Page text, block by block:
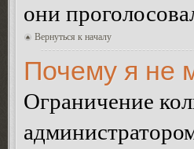
они
Вернуться к началу
Почему я не
Ограничение